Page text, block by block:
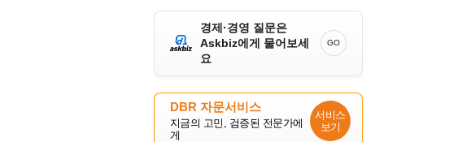
경제·경영 질문은
Askbiz에게 물어보세
요
GO
DBR 자문서비스
지금의 고민, 검증된 전문가에
게
서비스
보기